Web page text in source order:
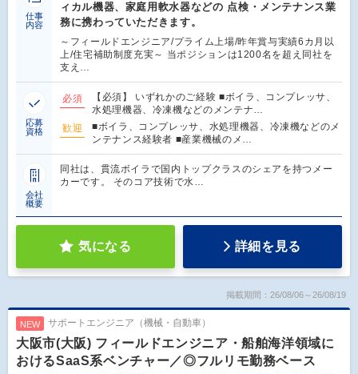
仕事
内容
ィカル機器、家庭用軟水器などの 点検・メンテナンス業
務に携わっていただきます。
～フィールドエンジニア/プライム上場/昨年賞与実績6カ月以
上/住宅補助制度充実～ 当ポジションは1200名を超え同社を
支え…
応募
資格
必須
【必須】 いずれかのご経験 ■ボイラ、コンプレッサ、
水処理機器、冷凍機などのメンテナ…
歓迎
■ボイラ、コンプレッサ、水処理機器、冷凍機などのメ
ンテナンス経験者 ■産業機械のメ…
会社
概要
同社は、貫流ボイラで国内トップクラスのシェアを持つメー
カーです。 そのコア技術で水…
気になる 詳細を見る
掲載期間：26/08/06～26/08/19
NEW サポートエンジニア（機械・自動車）
大阪市(大阪) フィールドエンジニア・船舶海洋領域に
おけるSaaS系ベンチャー／◎フルリモ勤務ベース